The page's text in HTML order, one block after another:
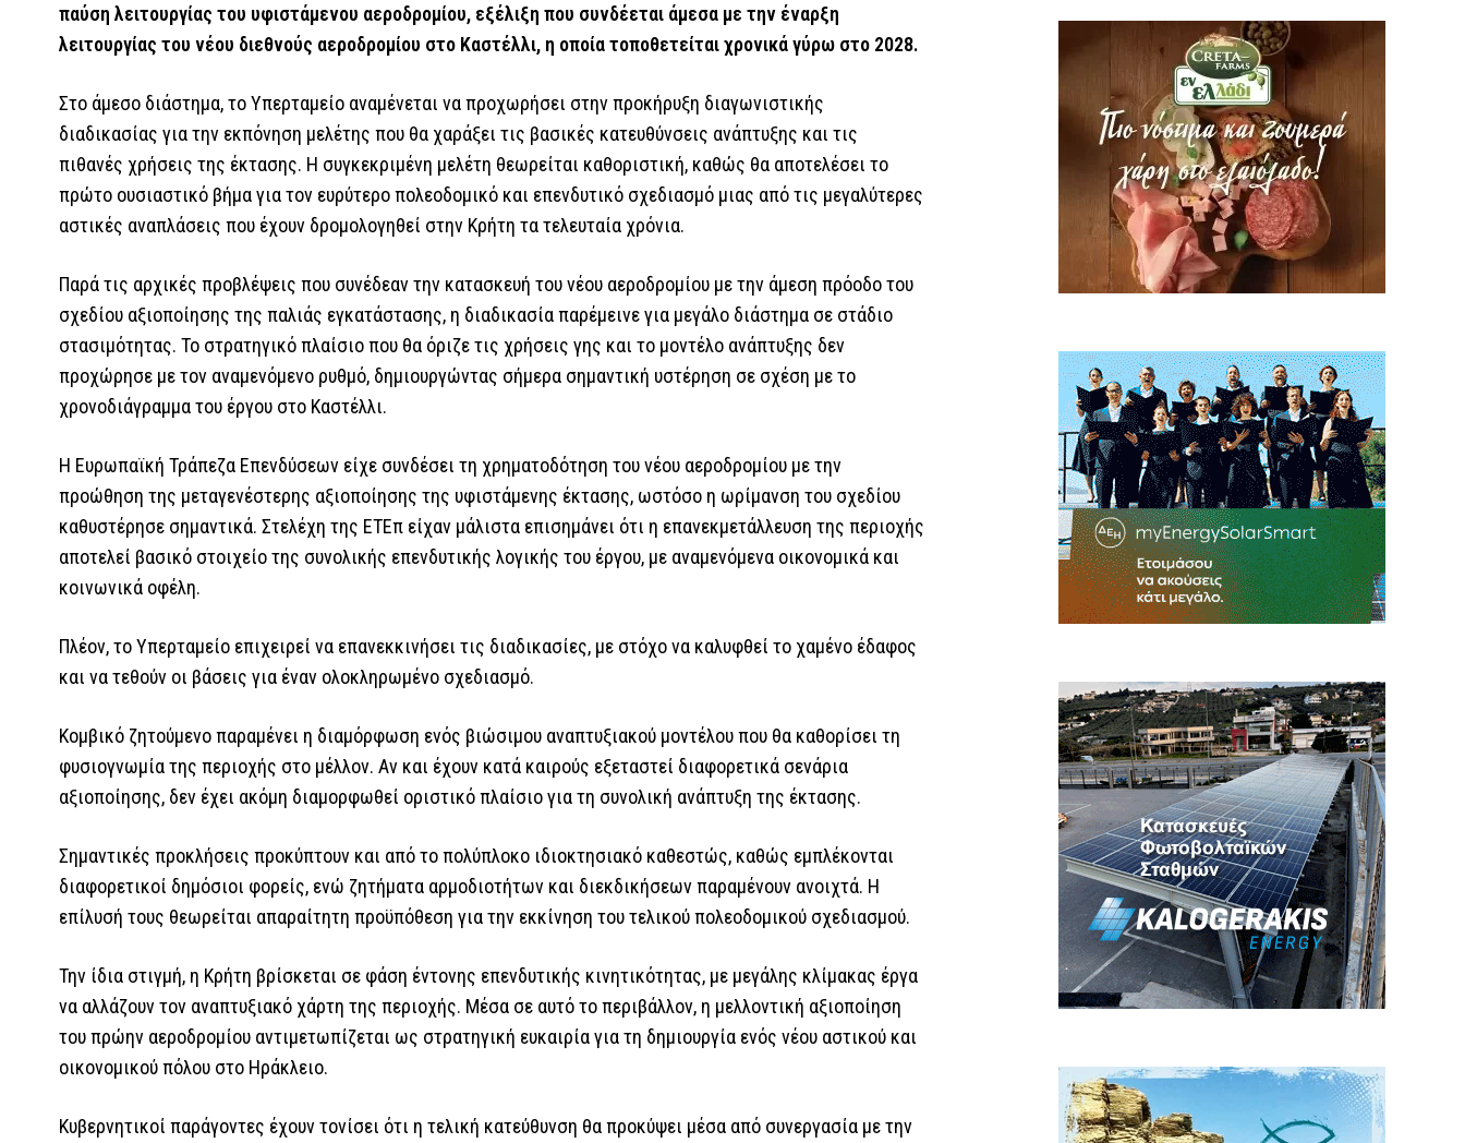
παύση λειτουργίας του υφιστάμενου αεροδρομίου, εξέλιξη που συνδέεται άμεσα με την έναρξη
λειτουργίας του νέου διεθνούς αεροδρομίου στο Καστέλλι, η οποία τοποθετείται χρονικά γύρω στο 2028.
Στο άμεσο διάστημα, το Υπερταμείο αναμένεται να προχωρήσει στην προκήρυξη διαγωνιστικής
διαδικασίας για την εκπόνηση μελέτης που θα χαράξει τις βασικές κατευθύνσεις ανάπτυξης και τις
πιθανές χρήσεις της έκτασης. Η συγκεκριμένη μελέτη θεωρείται καθοριστική, καθώς θα αποτελέσει το
πρώτο ουσιαστικό βήμα για τον ευρύτερο πολεοδομικό και επενδυτικό σχεδιασμό μιας από τις μεγαλύτερες
αστικές αναπλάσεις που έχουν δρομολογηθεί στην Κρήτη τα τελευταία χρόνια.
Παρά τις αρχικές προβλέψεις που συνέδεαν την κατασκευή του νέου αεροδρομίου με την άμεση πρόοδο του
σχεδίου αξιοποίησης της παλιάς εγκατάστασης, η διαδικασία παρέμεινε για μεγάλο διάστημα σε στάδιο
στασιμότητας. Το στρατηγικό πλαίσιο που θα όριζε τις χρήσεις γης και το μοντέλο ανάπτυξης δεν
προχώρησε με τον αναμενόμενο ρυθμό, δημιουργώντας σήμερα σημαντική υστέρηση σε σχέση με το
χρονοδιάγραμμα του έργου στο Καστέλλι.
Η Ευρωπαϊκή Τράπεζα Επενδύσεων είχε συνδέσει τη χρηματοδότηση του νέου αεροδρομίου με την
προώθηση της μεταγενέστερης αξιοποίησης της υφιστάμενης έκτασης, ωστόσο η ωρίμανση του σχεδίου
καθυστέρησε σημαντικά. Στελέχη της ΕΤΕπ είχαν μάλιστα επισημάνει ότι η επανεκμετάλλευση της περιοχής
αποτελεί βασικό στοιχείο της συνολικής επενδυτικής λογικής του έργου, με αναμενόμενα οικονομικά και
κοινωνικά οφέλη.
Πλέον, το Υπερταμείο επιχειρεί να επανεκκινήσει τις διαδικασίες, με στόχο να καλυφθεί το χαμένο έδαφος
και να τεθούν οι βάσεις για έναν ολοκληρωμένο σχεδιασμό.
Κομβικό ζητούμενο παραμένει η διαμόρφωση ενός βιώσιμου αναπτυξιακού μοντέλου που θα καθορίσει τη
φυσιογνωμία της περιοχής στο μέλλον. Αν και έχουν κατά καιρούς εξεταστεί διαφορετικά σενάρια
αξιοποίησης, δεν έχει ακόμη διαμορφωθεί οριστικό πλαίσιο για τη συνολική ανάπτυξη της έκτασης.
Σημαντικές προκλήσεις προκύπτουν και από το πολύπλοκο ιδιοκτησιακό καθεστώς, καθώς εμπλέκονται
διαφορετικοί δημόσιοι φορείς, ενώ ζητήματα αρμοδιοτήτων και διεκδικήσεων παραμένουν ανοιχτά. Η
επίλυσή τους θεωρείται απαραίτητη προϋπόθεση για την εκκίνηση του τελικού πολεοδομικού σχεδιασμού.
Την ίδια στιγμή, η Κρήτη βρίσκεται σε φάση έντονης επενδυτικής κινητικότητας, με μεγάλης κλίμακας έργα
να αλλάζουν τον αναπτυξιακό χάρτη της περιοχής. Μέσα σε αυτό το περιβάλλον, η μελλοντική αξιοποίηση
του πρώην αεροδρομίου αντιμετωπίζεται ως στρατηγική ευκαιρία για τη δημιουργία ενός νέου αστικού και
οικονομικού πόλου στο Ηράκλειο.
Κυβερνητικοί παράγοντες έχουν τονίσει ότι η τελική κατεύθυνση θα προκύψει μέσα από συνεργασία με την